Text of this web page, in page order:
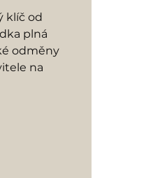
klíč od
plná
odměny
na